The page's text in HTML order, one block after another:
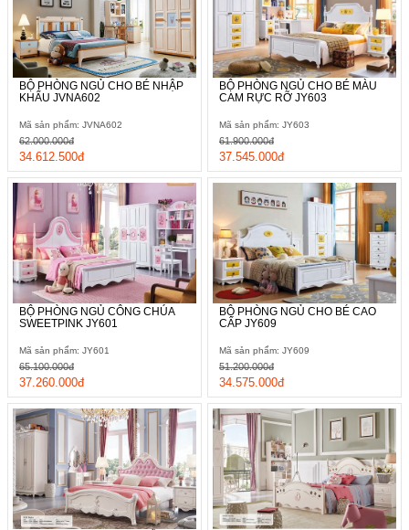
BỘ PHÒNG NGỦ CHO BÉ NHẬP
KHẨU JVNA602
Mã sản phẩm: JVNA602
34.612.500đ
62.000.000đ
BỘ PHÒNG NGỦ CHO BÉ MÀU
CAM RỰC RỠ JY603
Mã sản phẩm: JY603
37.545.000đ
61.900.000đ
BỘ PHÒNG NGỦ CÔNG CHÚA
SWEETPINK JY601
Mã sản phẩm: JY601
37.260.000đ
65.100.000đ
BỘ PHÒNG NGỦ CHO BÉ CAO
CẤP JY609
Mã sản phẩm: JY609
34.575.000đ
51.200.000đ